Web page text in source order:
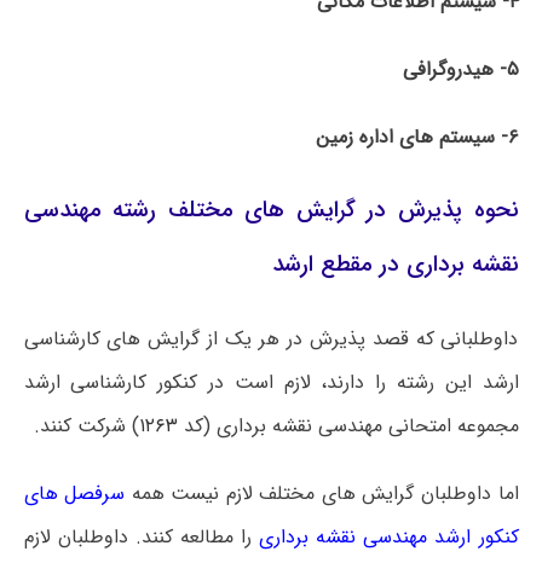
۵- هیدروگرافی
۶- سیستم های اداره زمین
نحوه پذیرش در گرایش های مختلف رشته مهندسی
نقشه برداری در مقطع ارشد
داوطلبانی که قصد پذیرش در هر یک از گرایش های کارشناسی
ارشد این رشته را دارند، لازم است در کنکور کارشناسی ارشد
مجموعه امتحانی مهندسی نقشه برداری (کد ۱۲۶۳) شرکت کنند.
اما داوطلبان گرایش های مختلف لازم نیست همه سرفصل های
کنکور ارشد مهندسی نقشه برداریرا مطالعه کنند. داوطلبان لازم